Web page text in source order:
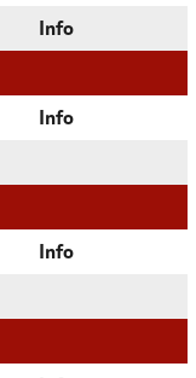
Info
Info
Info